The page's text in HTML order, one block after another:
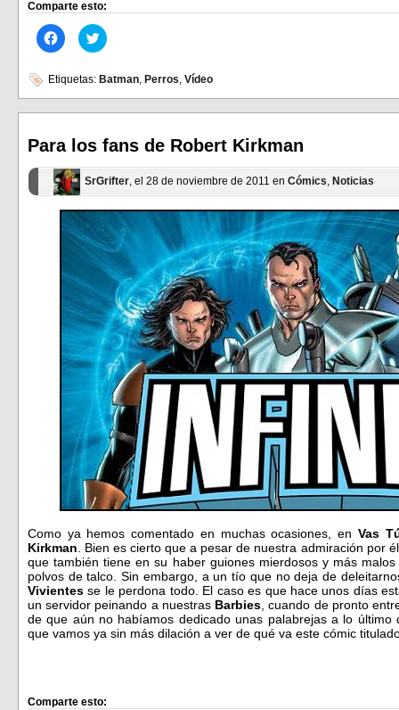
Comparte esto:
Haz
clic
en
Facebook
(Se
abre
ventana
nueva)
Haz
clic
en
(Se
abre
ventana
nueva)
Etiquetas: Batman, Perros, Vídeo
Para los fans de Robert Kirkman
SrGrifter, el 28 de noviembre de 2011 en Cómics, Noticias
Como ya hemos comentado en muchas ocasiones, en Vas
Kirkman. Bien es cierto que a pesar de nuestra admiración por
que también tiene en su haber guiones mierdosos y más
polvos de talco. Sin embargo, a un tío que no deja de
Vivientes se le perdona todo. El caso es que hace unos días
un servidor peinando a nuestras Barbies, cuando de pronto
de que aún no habíamos dedicado unas palabrejas a lo
que vamos ya sin más dilación a ver de qué va este cómic
Comparte esto: